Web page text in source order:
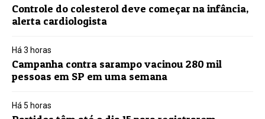
Controle do colesterol deve começar na infância,
alerta cardiologista
Há 3 horas
Campanha contra sarampo vacinou 280 mil
pessoas em SP em uma semana
Há 5 horas